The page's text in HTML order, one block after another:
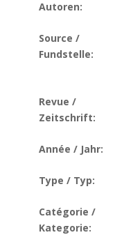
Autoren:
Source /
Fundstelle:
Revue /
Zeitschrift:
Année / Jahr:
Type / Typ:
Catégorie /
Kategorie: